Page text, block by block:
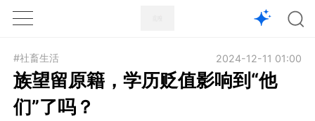
1X
#社畜生活 2024-12-11 01:00
族望留原籍，学历贬值影响到“他
们”了吗？